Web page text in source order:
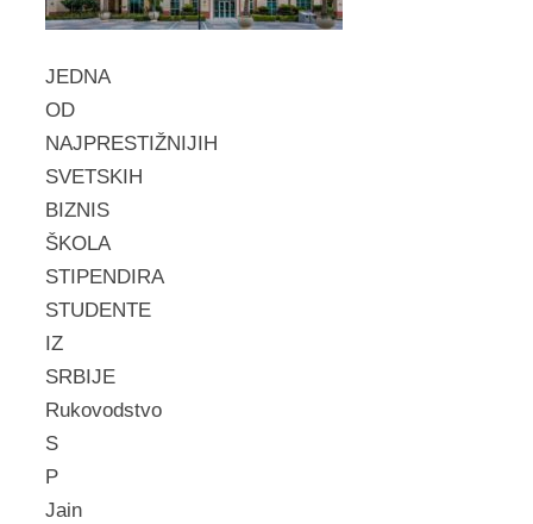
JEDNA
OD
NAJPRESTIŽNIJIH
SVETSKIH
BIZNIS
ŠKOLA
STIPENDIRA
STUDENTE
IZ
SRBIJE
Rukovodstvo
S
P
Jain